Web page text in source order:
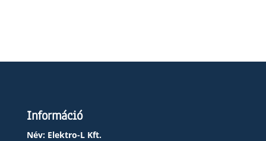
Információ
Név: Elektro-L Kft.